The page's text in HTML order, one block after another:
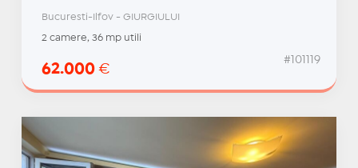
Bucuresti-Ilfov - GIURGIULUI
2 camere, 36 mp utili
62.000 €
#101119